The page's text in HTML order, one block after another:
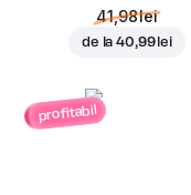
41,98 lei
de la40,99 lei
profitabil